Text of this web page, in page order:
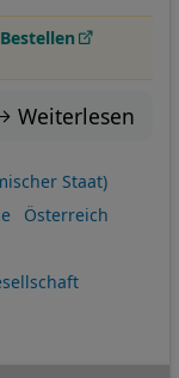
Bestellen
Weiterlesen
Staat)
Österreich